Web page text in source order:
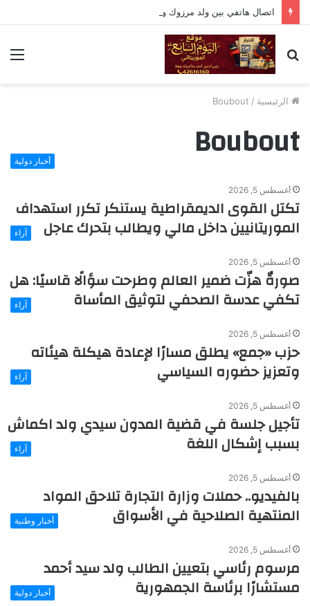
بحث
عن
الرئيسية /
Boubout
Boubout أخبار دولية
أغسطس 5, 2026
تكتل القوى الديمقراطية يستنكر تكرر استهداف
الموريتانيين داخل مالي ويطالب بتحرك عاجل آراء
أغسطس 5, 2026
صورةٌ هزّت ضمير العالم وطرحت سؤالًا قاسيًا: هل
تكفي عدسة الصحفي لتوثيق المأساة آراء
أغسطس 5, 2026
حزب «جمع» يطلق مسارًا لإعادة هيكلة هيئاته
وتعزيز حضوره السياسي آراء
أغسطس 5, 2026
تأجيل جلسة في قضية المدون سيدي ولد اكماش
بسبب إشكال اللغة آراء
أغسطس 5, 2026
بالفيديو.. حملات وزارة التجارة تلاحق المواد
المنتهية الصلاحية في الأسواق أخبار وطنية
أغسطس 5, 2026
مرسوم رئاسي بتعيين الطالب ولد سيد أحمد
مستشارًا برئاسة الجمهورية أخبار دولية